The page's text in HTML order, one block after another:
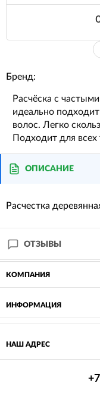
Бренд:
Расчёска с
идеально
волос. Легко
Подходит для всех
ОПИСАНИЕ
Расчестка
ОТЗЫВЫ
КОМПАНИЯ
ИНФОРМАЦИЯ
НАШ АДРЕС